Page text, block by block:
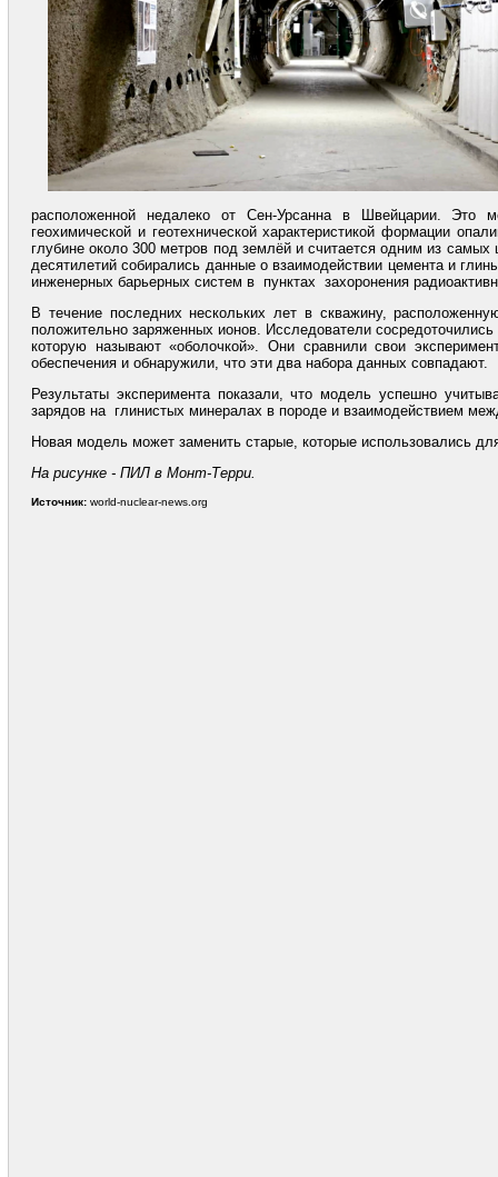
расположенной недалеко от Сен-Урсанна в Швейцарии. Это
геохимической и геотехнической характеристикой формации
глубине около 300 метров под землёй и считается одним из
десятилетий собирались данные о взаимодействии цемента и
инженерных барьерных систем в пунктах захоронения
В течение последних нескольких лет в скважину,
положительно заряженных ионов. Исследователи
которую называют «оболочкой». Они сравнили свои
обеспечения и обнаружили, что эти два набора данных совпадают.
Результаты эксперимента показали, что модель успешно
зарядов на глинистых минералах в породе и взаимодействием
Новая модель может заменить старые, которые использовались
На рисунке - ПИЛ в Монт-Терри.
Источник: world-nuclear-news.org